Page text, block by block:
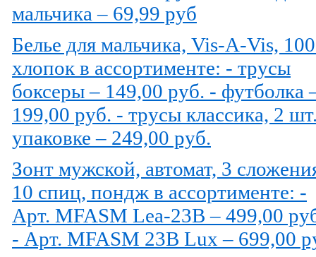
мальчика – 69,99 руб
Белье для мальчика, Vis-A-Vis,
хлопок в ассортименте: - трусы
боксеры – 149,00 руб. - футболка
199,00 руб. - трусы классика, 2
упаковке – 249,00 руб.
Зонт мужской, автомат, 3
10 спиц, пондж в ассортименте: -
Арт. MFASM Lea-23B – 499,00
- Арт. MFASM 23B Lux – 699,00